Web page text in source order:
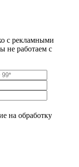
с рекламными
не работаем с
на обработку